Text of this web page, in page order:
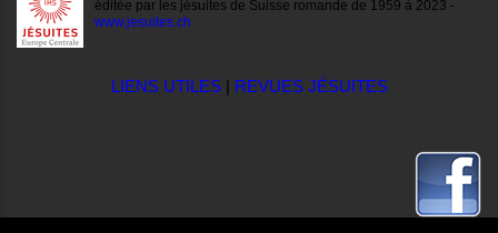
éditée par les jésuites de Suisse romande de 1959 à 2023 -
www.jesuites.ch
LIENS UTILES| REVUES JÉSUITES